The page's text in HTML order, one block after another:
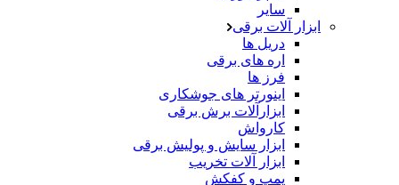
سایر
ابزار آلات برقی
دریل ها
اره های برقی
فرز ها
اینورتر های جوشکاری
ابزارآلات برش برقی
کارواش
ابزار سایش و پولیش برقی
ابزار آلات تخریب
پمپ و کفکش